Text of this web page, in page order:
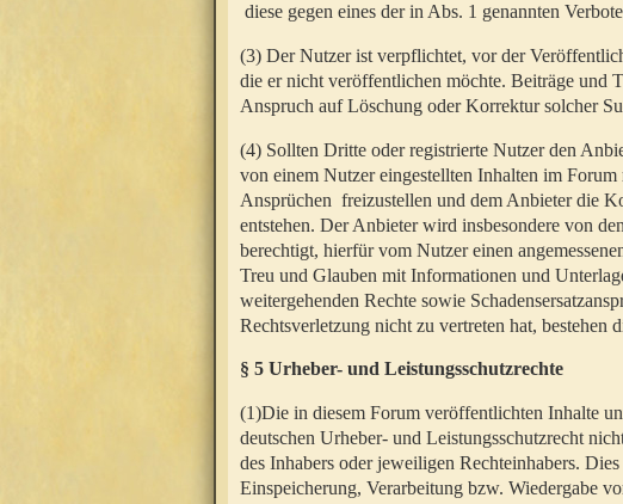
diese gegen eines der in Abs. 1 genannten
(3) Der Nutzer ist verpflichtet, vor der
die er nicht veröffentlichen möchte. Beiträge und
Anspruch auf Löschung oder Korrektur solcher
(4) Sollten Dritte oder registrierte Nutzer den
von einem Nutzer eingestellten Inhalten im
Ansprüchen freizustellen und dem Anbieter die
entstehen. Der Anbieter wird insbesondere von
berechtigt, hierfür vom Nutzer einen
Treu und Glauben mit Informationen und
weitergehenden Rechte sowie
Rechtsverletzung nicht zu vertreten hat, bestehen
§ 5 Urheber- und Leistungsschutzrechte
(1)Die in diesem Forum veröffentlichten Inhalte
deutschen Urheber- und Leistungsschutzrecht
des Inhabers oder jeweiligen Rechteinhabers.
Einspeicherung, Verarbeitung bzw. Wiedergabe